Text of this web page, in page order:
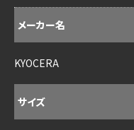
メーカー名
KYOCERA
サイズ